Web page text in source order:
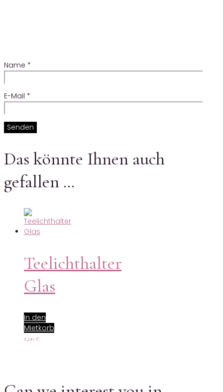
Name *
E-Mail *
Das könnte Ihnen auch
gefallen …
Teelichthalter
Glas
In den
Mietkorb
1,00 €